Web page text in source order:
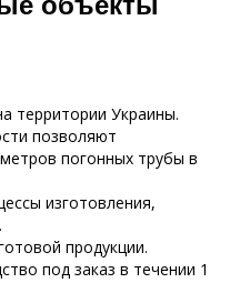
территории Украины.
позволяют
погонных трубы в
изготовления,
продукции.
под заказ в течении 1